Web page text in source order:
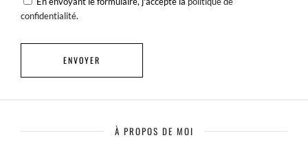
confidentialité.
À PROPOS DE MOI